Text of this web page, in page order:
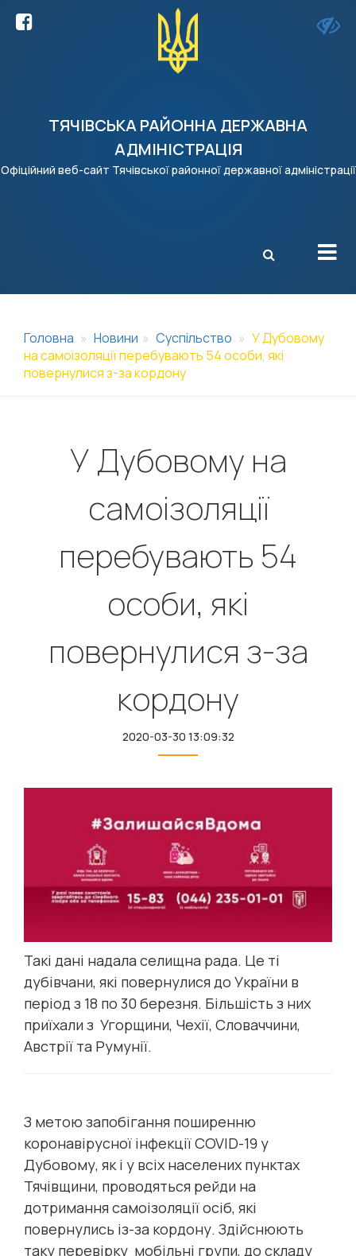
ТЯЧІВСЬКА РАЙОННА ДЕРЖАВНА
АДМІНІСТРАЦІЯ
Офіційний веб-сайт Тячівської районної державної адміністрації
X
Головна Новини Суспільство
У Дубовому
на самоізоляції перебувають 54 особи, які
повернулися з-за кордону
У Дубовому на
самоізоляції
перебувають 54
особи, які
повернулися з-за
кордону
2020-03-30 13:09:32
Такі дані надала селищна рада. Це ті
дубівчани, які повернулися до України в
період з 18 по 30 березня. Більшість з них
приїхали з Угорщини, Чехії, Словаччини,
Австрії та Румунії.
З метою запобігання поширенню
коронавірусної інфекції COVID-19 у
Дубовому, як і у всіх населених пунктах
Тячівщини, проводяться рейди на
дотримання самоізоляції осіб, які
повернулись із-за кордону. Здійснюють
таку перевірку мобільні групи, до складу